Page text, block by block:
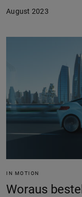
August 2023
IN MOTION
Woraus